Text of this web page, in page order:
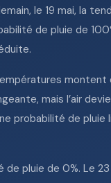
le 19 mai, la
de pluie de
montent
mais l’air
probabilité de
de pluie de 0%. Le